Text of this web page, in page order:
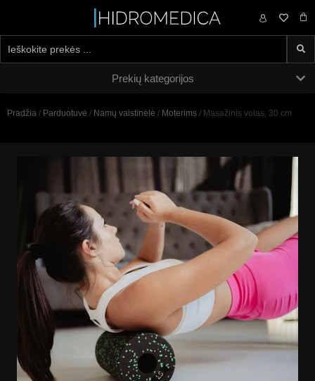
0,00 €
Prekių kategorijos
Pradžia / Parduotuvė / Namų vaistinėlė / Moterims / Masažinis volas, 30 cm